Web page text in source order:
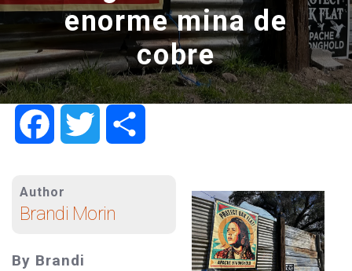
enorme mina de
cobre
FacebookTwitter
Author
Brandi Morin
By Brandi